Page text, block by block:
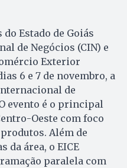
Estado de Goiás
de Negócios (CIN) e
Exterior
6 e 7 de novembro, a
de
evento é o principal
Oeste com foco
Além de
da área, o EICE
paralela com